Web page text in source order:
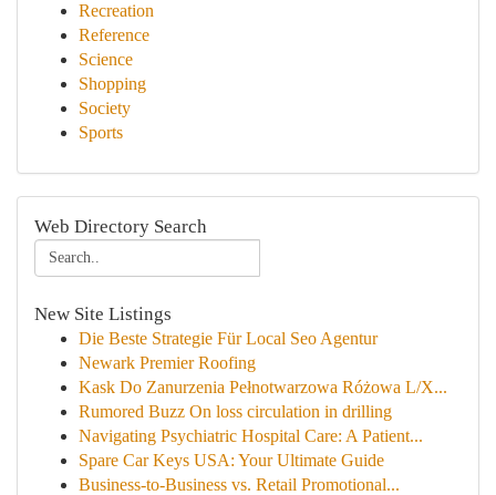
Recreation
Reference
Science
Shopping
Society
Sports
Web Directory Search
New Site Listings
Die Beste Strategie Für Local Seo Agentur
Newark Premier Roofing
Kask Do Zanurzenia Pełnotwarzowa Różowa L/X...
Rumored Buzz On loss circulation in drilling
Navigating Psychiatric Hospital Care: A Patient...
Spare Car Keys USA: Your Ultimate Guide
Business-to-Business vs. Retail Promotional...